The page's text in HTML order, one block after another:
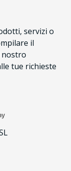
servizi o
il
nostro
tue richieste